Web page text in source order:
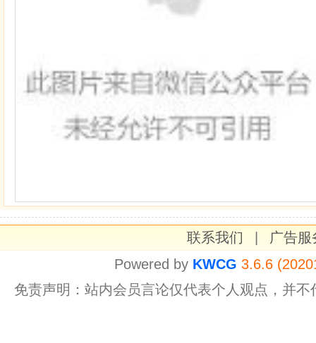
联系我们
广告服
Powered by KWCG 3.6.6
免责声明：站内会员言论仅代表个人观点，并